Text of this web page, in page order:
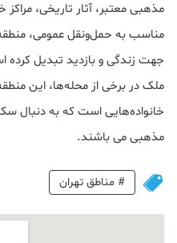
مذهبی معتبر، آثار تاریخی،
جهت زندگی و بازدید تبدیل
ملک در برخی از محله‌ها، این
خانواده‌هایی است که به دنبال
مذهبی می باشند.
# مناطق تهران